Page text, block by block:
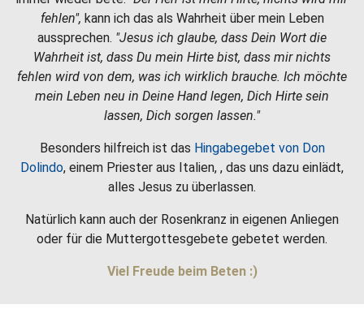
fehlen", kann ich das als Wahrheit über mein Leben
aussprechen. "Jesus ich glaube, dass Dein Wort die
Wahrheit ist, dass Du mein Hirte bist, dass mir nichts
fehlen wird von dem, was ich wirklich brauche. Ich möchte
mein Leben neu in Deine Hand legen, Dich Hirte sein
lassen, Dich sorgen lassen."
Besonders hilfreich ist das Hingabegebet von Don
Dolindo, einem Priester aus Italien, , das uns dazu einlädt,
alles Jesus zu überlassen.
Natürlich kann auch der Rosenkranz in eigenen Anliegen
oder für die Muttergottesgebete gebetet werden.
Viel Freude beim Beten :)